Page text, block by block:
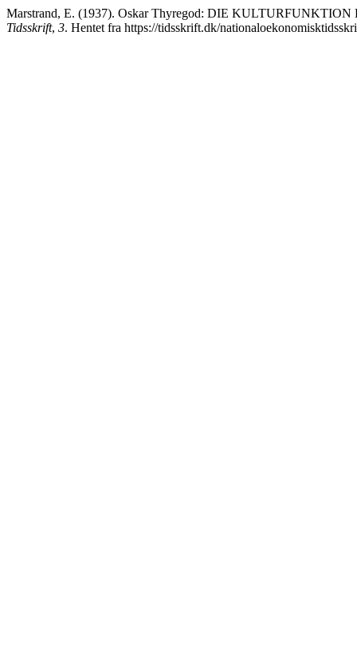
Marstrand, E. (1937). Oskar Thyregod: DIE
Tidsskrift, 3. Hentet fra https://tidsskrift.dk/